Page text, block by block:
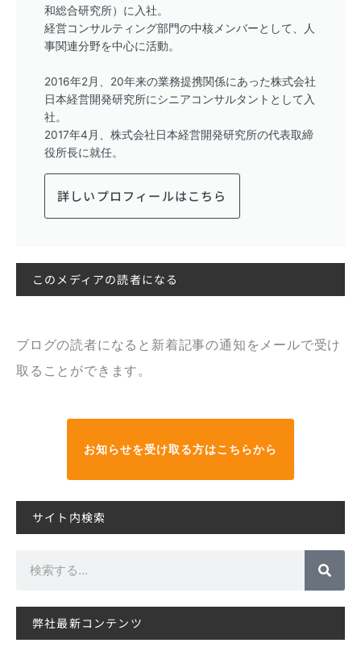
和総合研究所）に入社。
経営コンサルティング部門の中核メンバーとして、人
事関連分野を中心に活動。
2016年2月、20年来の業務提携関係にあった株式会社
日本経営開発研究所にシニアコンサルタントとして入
社。
2017年4月、株式会社日本経営開発研究所の代表取締
役所長に就任。
詳しいプロフィールはこちら
このメディアの読者になる
ブログの読者になると新着記事の通知をメールで受け
取ることができます。
お知らせを受け取る方はこちらから
サイト内検索
弊社最新コンテンツ